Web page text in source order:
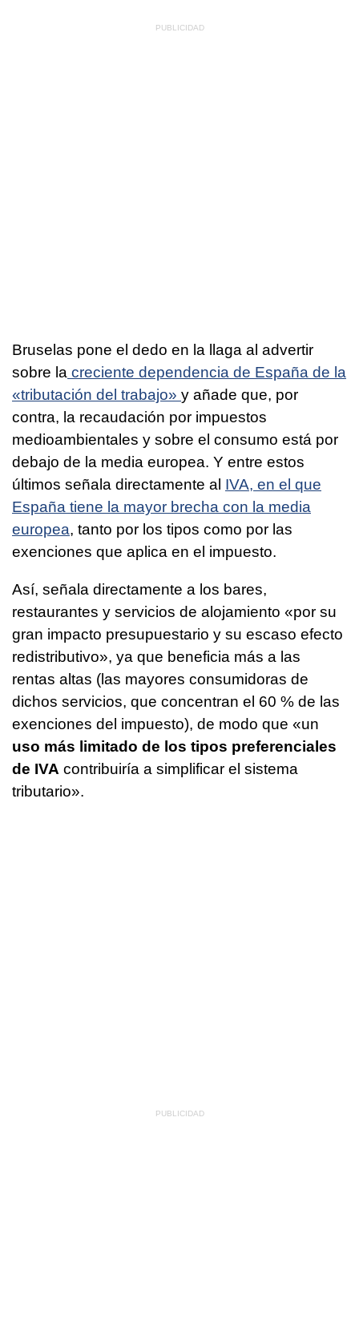
Bruselas pone el dedo en la llaga al advertir
sobre la creciente dependencia de España de la
«tributación del trabajo» y añade que, por
contra, la recaudación por impuestos
medioambientales y sobre el consumo está por
debajo de la media europea. Y entre estos
últimos señala directamente al IVA, en el que
España tiene la mayor brecha con la media
europea, tanto por los tipos como por las
exenciones que aplica en el impuesto.
Así, señala directamente a los bares,
restaurantes y servicios de alojamiento «por su
gran impacto presupuestario y su escaso efecto
redistributivo», ya que beneficia más a las
rentas altas (las mayores consumidoras de
dichos servicios, que concentran el 60 % de las
exenciones del impuesto), de modo que «un
uso más limitado de los tipos preferenciales
de IVA contribuiría a simplificar el sistema
tributario».